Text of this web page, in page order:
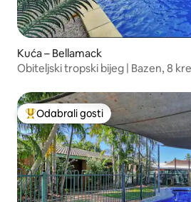
Kuća – Bellamack
Obiteljski tropski bijeg | Bazen, 8
Među najviše rangiranima s
Odabrali gosti